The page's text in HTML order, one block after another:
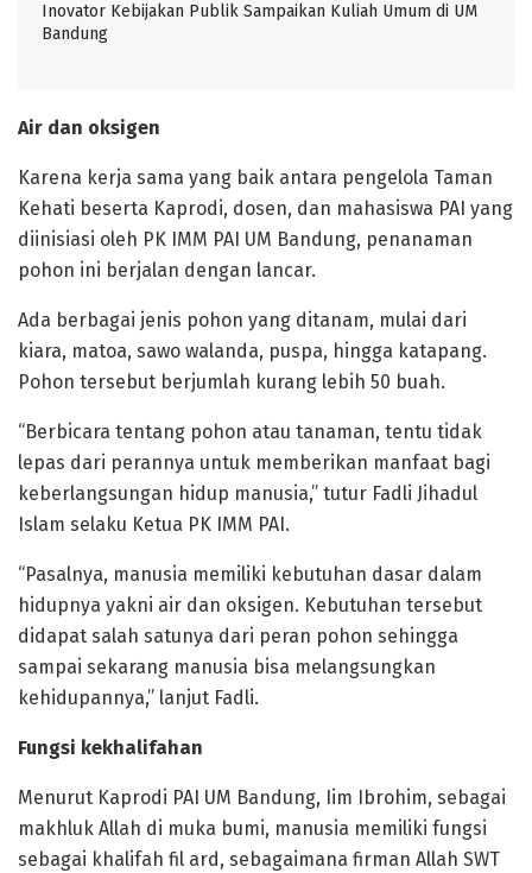
Inovator Kebijakan Publik Sampaikan Kuliah Umum di UM
Bandung
Air dan oksigen
Karena kerja sama yang baik antara pengelola Taman
Kehati beserta Kaprodi, dosen, dan mahasiswa PAI yang
diinisiasi oleh PK IMM PAI UM Bandung, penanaman
pohon ini berjalan dengan lancar.
Ada berbagai jenis pohon yang ditanam, mulai dari
kiara, matoa, sawo walanda, puspa, hingga katapang.
Pohon tersebut berjumlah kurang lebih 50 buah.
“Berbicara tentang pohon atau tanaman, tentu tidak
lepas dari perannya untuk memberikan manfaat bagi
keberlangsungan hidup manusia,” tutur Fadli Jihadul
Islam selaku Ketua PK IMM PAI.
“Pasalnya, manusia memiliki kebutuhan dasar dalam
hidupnya yakni air dan oksigen. Kebutuhan tersebut
didapat salah satunya dari peran pohon sehingga
sampai sekarang manusia bisa melangsungkan
kehidupannya,” lanjut Fadli.
Fungsi kekhalifahan
Menurut Kaprodi PAI UM Bandung, Iim Ibrohim, sebagai
makhluk Allah di muka bumi, manusia memiliki fungsi
sebagai khalifah fil ard, sebagaimana firman Allah SWT